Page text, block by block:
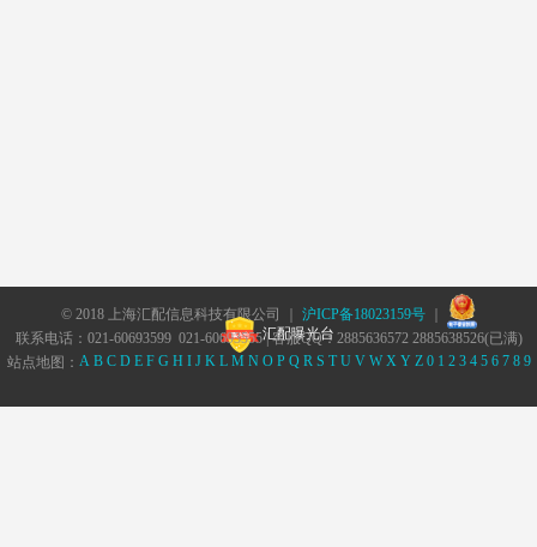
© 2018 上海汇配信息科技有限公司 ｜ 沪ICP备18023159号｜
汇配曝光台
联系电话：021-60693599 021-60693555 | 客服QQ：2885636572 2885638526(已满)
站点地图： A B C D E F G H I J K L M N O P Q R S T U V W X Y Z 0 1 2 3 4 5 6 7 8 9